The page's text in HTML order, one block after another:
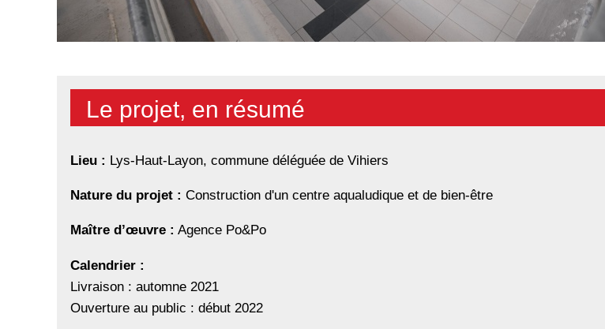
Le projet, en résumé
Lieu : Lys-Haut-Layon, commune déléguée de Vihiers
Nature du projet : Construction d'un centre aqualudique et de bien-être
Maître d’œuvre : Agence Po&Po
Calendrier :
Livraison : automne 2021
Ouverture au public : début 2022